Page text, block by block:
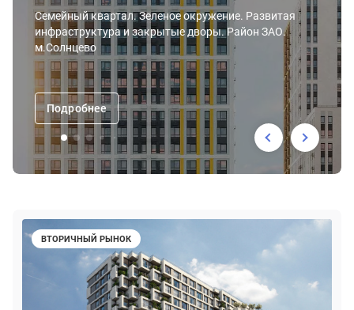
Семейный квартал. Зеленое окружение. Развитая
инфраструктура и закрытые дворы. Район ЗАО.
м.Солнцево
Подробнее
ВТОРИЧНЫЙ РЫНОК